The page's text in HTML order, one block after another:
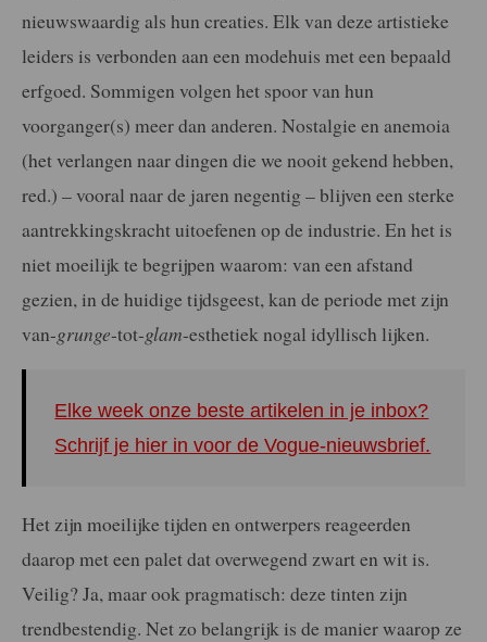
nieuwswaardig als hun creaties. Elk van deze artistieke
leiders is verbonden aan een modehuis met een bepaald
erfgoed. Sommigen volgen het spoor van hun
voorganger(s) meer dan anderen. Nostalgie en anemoia
(het verlangen naar dingen die we nooit gekend hebben,
red.) – vooral naar de jaren negentig – blijven een sterke
aantrekkingskracht uitoefenen op de industrie. En het is
niet moeilijk te begrijpen waarom: van een afstand
gezien, in de huidige tijdsgeest, kan de periode met zijn
van-grunge-tot-glam-esthetiek nogal idyllisch lijken.
Elke week onze beste artikelen in je inbox?
Schrijf je hier in voor de Vogue-nieuwsbrief.
Het zijn moeilijke tijden en ontwerpers reageerden
daarop met een palet dat overwegend zwart en wit is.
Veilig? Ja, maar ook pragmatisch: deze tinten zijn
trendbestendig. Net zo belangrijk is de manier waarop ze